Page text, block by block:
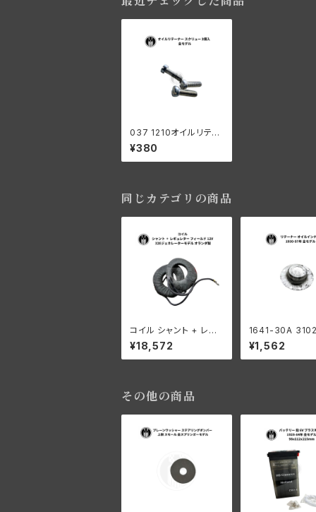
037 1210オイルリテー
ナー スクリュー 3個入
ハーレーダビッドソン
全モデル
¥380
同じカテゴリの商品
コイル シャント + レギ
ュレター フィールド 12V
ハーレー 32Eジェネレ
ーターモデル オランダ
¥18,572
1641-30A
リテーナー オイ
ナー ハーレーダ
ソン 1930-57
¥1,562
その他の商品